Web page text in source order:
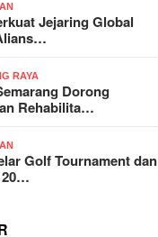
Jejaring Global
RAYA
Dorong
Rehabilita…
Golf Tournament dan
20…